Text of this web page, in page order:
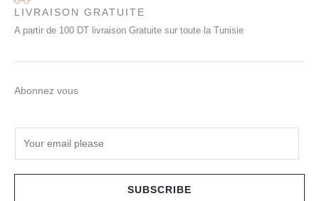
LIVRAISON GRATUITE
A partir de 100 DT livraison Gratuite sur toute la Tunisie
Abonnez vous
SUBSCRIBE